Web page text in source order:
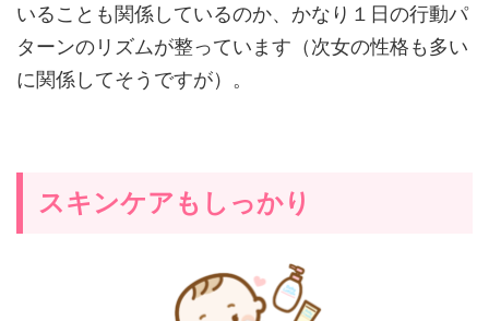
いることも関係しているのか、かなり１日の行動パ
ターンのリズムが整っています（次女の性格も多い
に関係してそうですが）。
スキンケアもしっかり